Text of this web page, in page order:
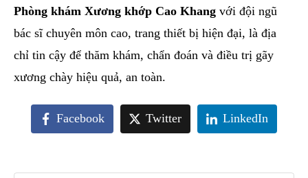
Phòng khám Xương khớp Cao Khang với đội ngũ
bác sĩ chuyên môn cao, trang thiết bị hiện đại, là địa
chỉ tin cậy để thăm khám, chẩn đoán và điều trị gãy
xương chày hiệu quả, an toàn.
Facebook Twitter LinkedIn